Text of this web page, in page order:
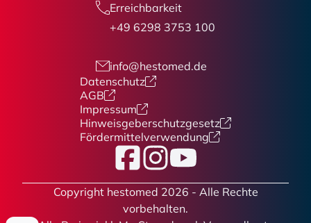
Erreichbarkeit
+49 6298 3753 100
info@hestomed.de
Datenschutz
AGB
Impressum
Hinweisgeberschutzgesetz
Fördermittelverwendung
FacebookInstagram
YouTube
Copyright hestomed 2026 - Alle Rechte
vorbehalten.